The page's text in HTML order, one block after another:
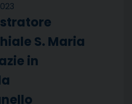
S. Maria
in